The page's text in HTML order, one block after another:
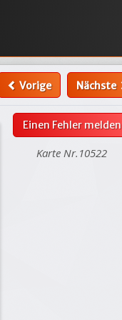
Vorige Nächste
Einen Fehler melden
Karte Nr.10522